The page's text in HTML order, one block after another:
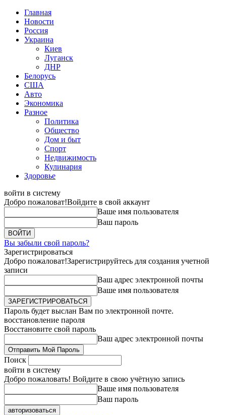
Главная
Новости
Россия
Украина
Киев
Луганск
ДНР
Белорусь
США
Авто
Экономика
Разное
Политика
Общество
Дом и быт
Спорт
Недвижимость
Кулинария
Здоровье
войти в систему
Добро пожаловат!Войдите в свой аккаунт
Ваше имя пользователя
Ваш пароль
Вы забыли свой пароль?
Зарегистрироваться
Добро пожаловат!Зарегистрируйтесь для создания учетной
записи
Ваш адрес электронной почты
Ваше имя пользователя
Пароль будет выслан Вам по электронной почте.
восстановление пароля
Восстановите свой пароль
Ваш адрес электронной почты
Поиск
войти в систему
Добро пожаловать! Войдите в свою учётную запись
Ваше имя пользователя
Ваш пароль